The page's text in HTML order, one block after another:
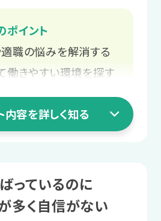
との相性を確認し
活動ステージ
ど、本格的に就職活
す。
こと・苦手なこと
になる特性・スキル
ます。
実習ステージ
つける
、働くことや業務上の
ポイント
職の悩みを解消する
働きやすい環境を探す
場をじっくり探す
困りを相談する
適職の
内容を詳しく知る
っているのに
多く自信がない